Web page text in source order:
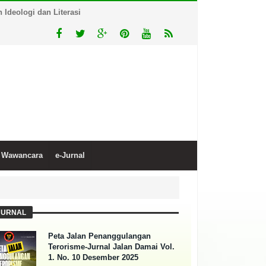
Ideologi dan Literasi
Wawancara e-Jurnal
Peta Jalan Penanggulangan
Terorisme-Jurnal Jalan Damai Vol.
1. No. 10 Desember 2025